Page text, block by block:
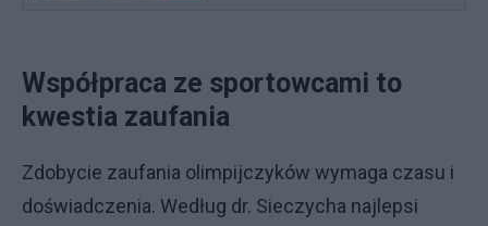
Współpraca ze sportowcami to
kwestia zaufania
Zdobycie zaufania olimpijczyków wymaga czasu i
doświadczenia. Według dr. Sieczycha najlepsi